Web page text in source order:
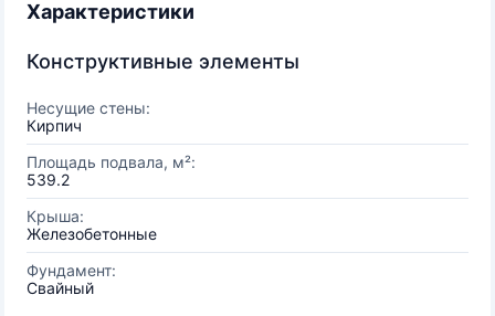
Характеристики
Конструктивные элементы
Несущие стены:
Кирпич
Площадь подвала, м²:
539.2
Крыша:
Железобетонные
Фундамент:
Свайный